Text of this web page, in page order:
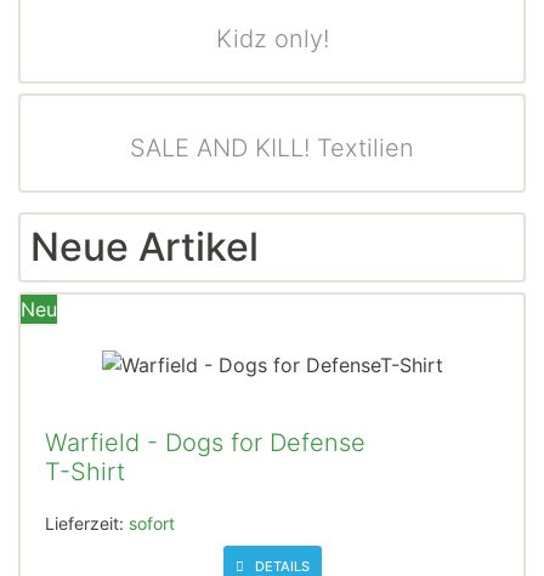
Kidz only!
SALE AND KILL! Textilien
Neue Artikel
Neu
Warfield - Dogs for Defense
T-Shirt
Lieferzeit: sofort
DETAILS